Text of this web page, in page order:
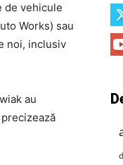
de vehicule
Works) sau
noi, inclusiv
au